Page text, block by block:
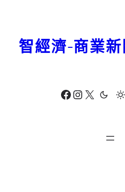
Facebook Instagram X
智經濟-商業